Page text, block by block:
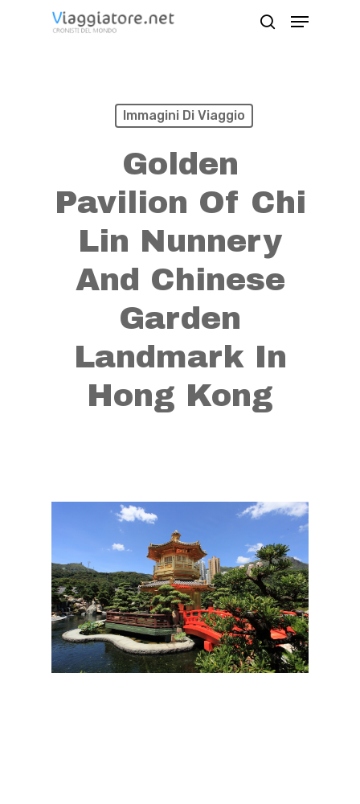
Menu
Immagini Di Viaggio
Golden
Pavilion Of Chi
Lin Nunnery
And Chinese
Garden
Landmark In
Hong Kong